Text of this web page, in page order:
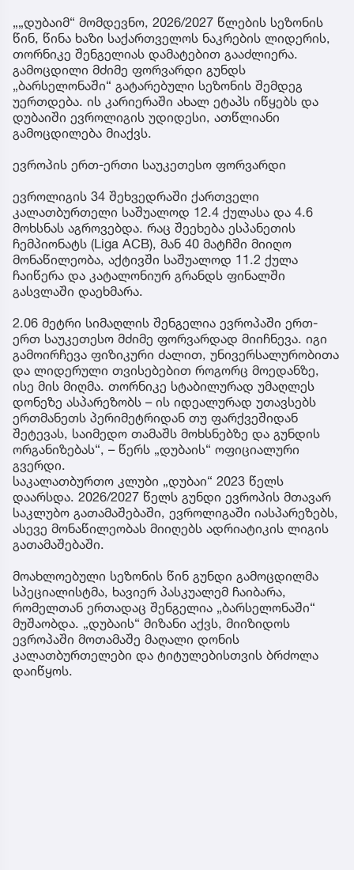
„„დუბაიმ“ მომდევნო, 2026/2027 წლების სეზონის
წინ, წინა ხაზი საქართველოს ნაკრების ლიდერის,
თორნიკე შენგელიას დამატებით გააძლიერა.
გამოცდილი მძიმე ფორვარდი გუნდს
„ბარსელონაში“ გატარებული სეზონის შემდეგ
უერთდება. ის კარიერაში ახალ ეტაპს იწყებს და
დუბაიში ევროლიგის უდიდესი, ათწლიანი
გამოცდილება მიაქვს.
ევროპის ერთ-ერთი საუკეთესო ფორვარდი
ევროლიგის 34 შეხვედრაში ქართველი
კალათბურთელი საშუალოდ 12.4 ქულასა და 4.6
მოხსნას აგროვებდა. რაც შეეხება ესპანეთის
ჩემპიონატს (Liga ACB), მან 40 მატჩში მიიღო
მონაწილეობა, აქტივში საშუალოდ 11.2 ქულა
ჩაიწერა და კატალონიურ გრანდს ფინალში
გასვლაში დაეხმარა.
2.06 მეტრი სიმაღლის შენგელია ევროპაში ერთ-
ერთ საუკეთესო მძიმე ფორვარდად მიიჩნევა. იგი
გამოირჩევა ფიზიკური ძალით, უნივერსალურობითა
და ლიდერული თვისებებით როგორც მოედანზე,
ისე მის მიღმა. თორნიკე სტაბილურად უმაღლეს
დონეზე ასპარეზობს – ის იდეალურად უთავსებს
ერთმანეთს პერიმეტრიდან თუ ფარქვეშიდან
შეტევას, საიმედო თამაშს მოხსნებზე და გუნდის
ორგანიზებას“, – წერს „დუბაის“ ოფიციალური
გვერდი.
საკალათბურთო კლუბი „დუბაი“ 2023 წელს
დაარსდა. 2026/2027 წელს გუნდი ევროპის მთავარ
საკლუბო გათამაშებაში, ევროლიგაში იასპარეზებს,
ასევე მონაწილეობას მიიღებს ადრიატიკის ლიგის
გათამაშებაში.
მოახლოებული სეზონის წინ გუნდი გამოცდილმა
სპეციალისტმა, ხავიერ პასკუალემ ჩაიბარა,
რომელთან ერთადაც შენგელია „ბარსელონაში“
მუშაობდა. „დუბაის“ მიზანი აქვს, მიიზიდოს
ევროპაში მოთამაშე მაღალი დონის
კალათბურთელები და ტიტულებისთვის ბრძოლა
დაიწყოს.